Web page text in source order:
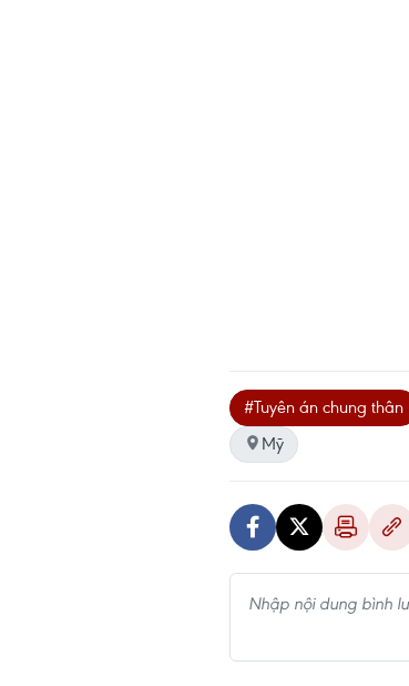
#Tuyên án chung thân
Mỹ